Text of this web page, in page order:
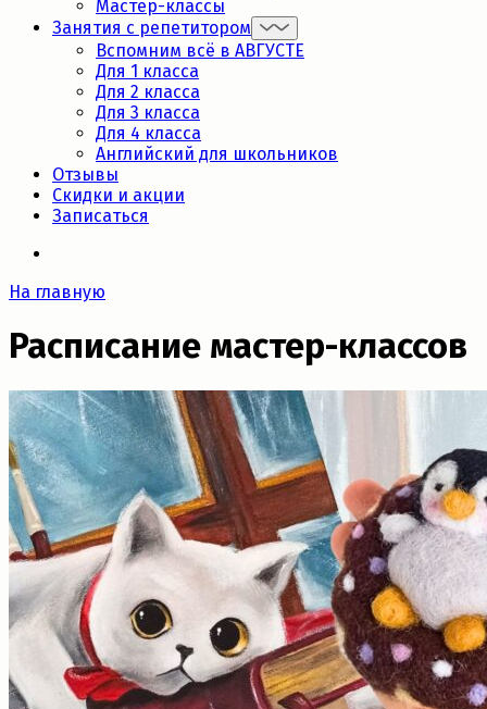
Мастер-классы
Занятия с репетитором
Вспомним всё в АВГУСТЕ
Для 1 класса
Для 2 класса
Для 3 класса
Для 4 класса
Английский для школьников
Отзывы
Скидки и акции
Записаться
На главную
Расписание мастер-классов